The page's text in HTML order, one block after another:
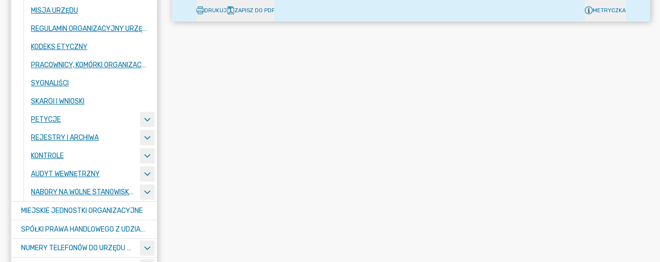
MISJA URZĘDU
REGULAMIN ORGANIZACYJNY URZĘDU
KODEKS ETYCZNY
PRACOWNICY, KOMÓRKI ORGANIZACYJNE URZĘDU
SYGNALIŚCI
SKARGI I WNIOSKI
PETYCJE
REJESTRY I ARCHIWA
KONTROLE
AUDYT WEWNĘTRZNY
NABORY NA WOLNE STANOWISKA PRACY
MIEJSKIE JEDNOSTKI ORGANIZACYJNE
SPÓŁKI PRAWA HANDLOWEGO Z UDZIAŁEM GMINY
NUMERY TELEFONÓW DO URZĘDU MIASTA, MIEJSKICH JEDNOSTEK ORGANIZACYJNYCH ORAZ SPÓŁEK PRAWA HANDLOWEGO Z UDZIAŁEM GMINY
DRUKUJ ZAPISZ DO PDF METRYCZKA